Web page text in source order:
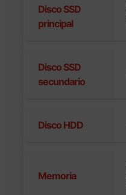
Disco SSD
principal
Disco SSD
secundario
Disco HDD
Memoria